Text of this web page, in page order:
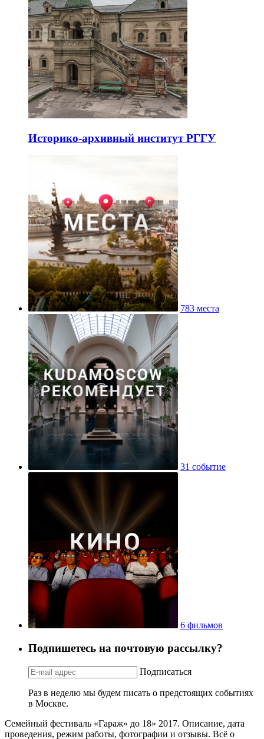
Историко-архивный институт РГГУ
783 места
31 событие
6 фильмов
Подпишетесь на почтовую рассылку?
Подписаться
Раз в неделю мы будем писать о предстоящих событиях
в Москве.
Семейный фестиваль «Гараж» до 18» 2017. Описание, дата
проведения, режим работы, фотографии и отзывы. Всё о